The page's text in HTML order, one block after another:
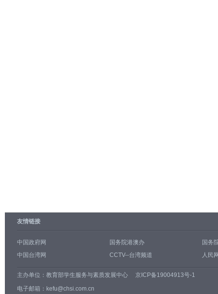
友情链接
中国政府网 国务院港澳办
国务
中国台湾网
CCTV--台湾频道 人民
主办单位： 教育部学生服务与素质发展中心
京ICP备19004913号-1
电子邮箱：kefu@chsi.com.cn